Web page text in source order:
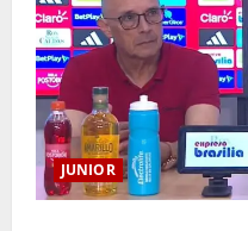
JUNIOR